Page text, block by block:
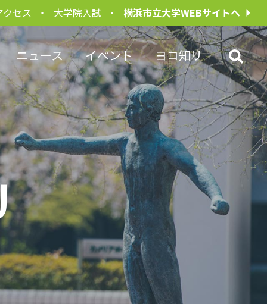
クセス 大学院入試 横浜市立大学WEBサイトへ
ニュース イベント ヨコ知リ